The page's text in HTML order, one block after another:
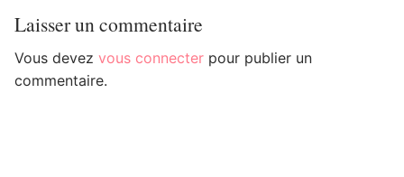
Laisser un commentaire
Vous devez vous connecter pour publier un
commentaire.